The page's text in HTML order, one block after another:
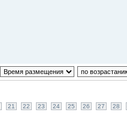
21 22 23 24 25 26 27 28